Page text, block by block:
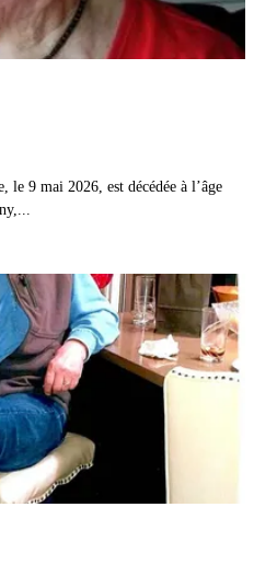
9 mai 2026, est décédée à l’âge